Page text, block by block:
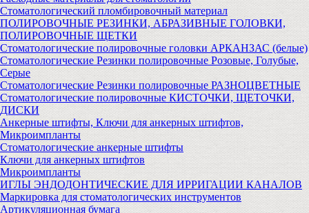
Стоматологический пломбировочный материал
ПОЛИРОВОЧНЫЕ РЕЗИНКИ, АБРАЗИВНЫЕ ГОЛОВКИ,
ПОЛИРОВОЧНЫЕ ЩЕТКИ
Стоматологические полировочные головки АРКАНЗАС (белые)
Стоматологические Резинки полировочные Розовые, Голубые,
Серые
Стоматологические Резинки полировочные РАЗНОЦВЕТНЫЕ
Стоматологические полировочные КИСТОЧКИ, ЩЕТОЧКИ,
ДИСКИ
Анкерные штифты, Ключи для анкерных штифтов,
Микроимпланты
Стоматологические анкерные штифты
Ключи для анкерных штифтов
Микроимпланты
ИГЛЫ ЭНДОДОНТИЧЕСКИЕ ДЛЯ ИРРИГАЦИИ КАНАЛОВ
Маркировка для стоматологических инструментов
Артикуляционная бумага